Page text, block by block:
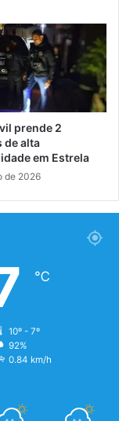
prende 2
de alta
em Estrela
de 2026
℃
10º - 7º
92%
0.84 km/h